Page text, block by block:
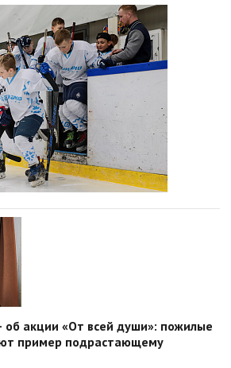
акции «От всей души»: пожилые
пример подрастающему